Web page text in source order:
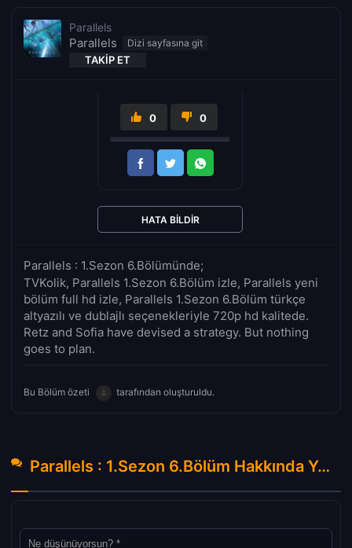
Parallels
Parallels
TAKIP ET
Parallels : 1.Sezon 6.Bölümünde;
TVKolik, Parallels 1.Sezon 6.Bölüm izle, Parallels yeni
bölüm full hd izle, Parallels 1.Sezon 6.Bölüm türkçe
altyazılı ve dublajlı seçenekleriyle 720p hd kalitede.
Retz and Sofia have devised a strategy. But nothing
goes to plan.
Bu Bölüm özeti tarafından oluşturuldu.
0 0
HATA BILDIR
Parallels : 1.Sezon 6.Bölüm Hakkında Yorumlar